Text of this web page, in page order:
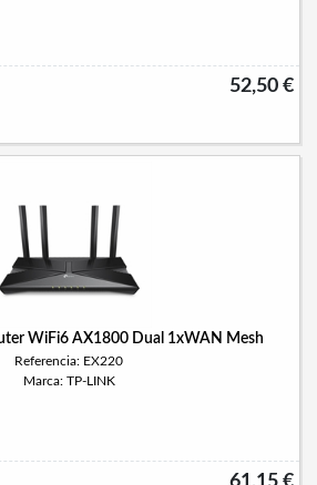
52,50 €
WiFi6 AX1800 Dual 1xWAN Mesh
Referencia: EX220
Marca: TP-LINK